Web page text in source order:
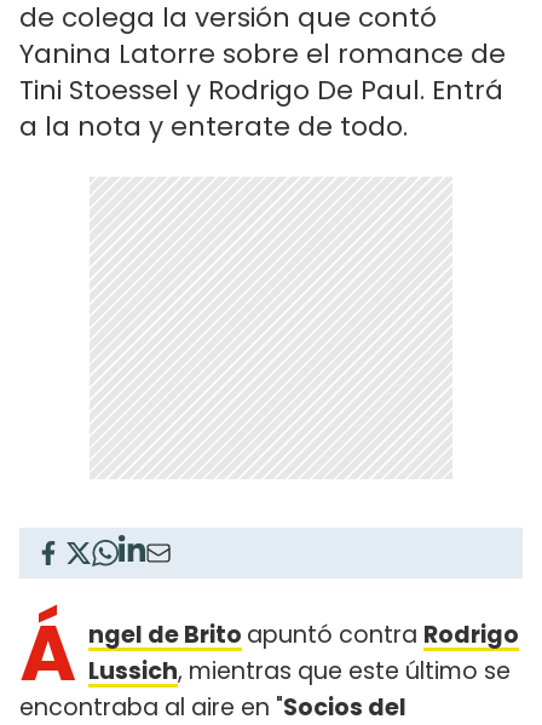
de colega la versión que contó
Yanina Latorre sobre el romance de
Tini Stoessel y Rodrigo De Paul. Entrá
a la nota y enterate de todo.
Á ngel de Brito apuntó contra Rodrigo
Lussich, mientras que este último se
encontraba al aire en "Socios del